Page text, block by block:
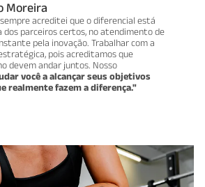
Moreira
acreditei que o diferencial está
dos parceiros certos, no atendimento de
pela inovação. Trabalhar com a
pois acreditamos que
devem andar juntos. Nosso
você a alcançar seus objetivos
realmente fazem a diferença."